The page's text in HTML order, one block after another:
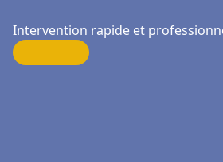
Intervention rapide et